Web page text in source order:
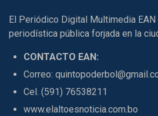
El Periódico Digital Multimedia
periodística pública forjada en la
CONTACTO EAN:
Correo:
Cel. (591) 76538211
www.elaltoesnoticia.com.bo